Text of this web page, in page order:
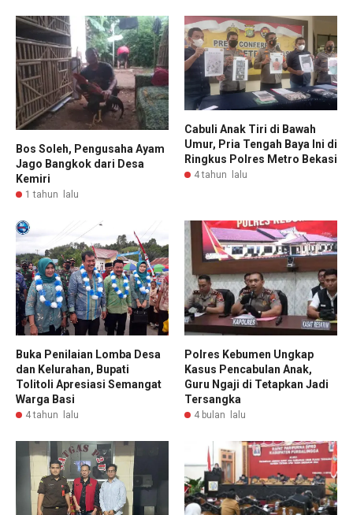
Bos Soleh, Pengusaha Ayam
Jago Bangkok dari Desa
Kemiri
1 tahun lalu
Cabuli Anak Tiri di Bawah
Umur, Pria Tengah Baya Ini di
Ringkus Polres Metro Bekasi
4 tahun lalu
Buka Penilaian Lomba Desa
dan Kelurahan, Bupati
Tolitoli Apresiasi Semangat
Warga Basi
4 tahun lalu
Polres Kebumen Ungkap
Kasus Pencabulan Anak,
Guru Ngaji di Tetapkan Jadi
Tersangka
4 bulan lalu